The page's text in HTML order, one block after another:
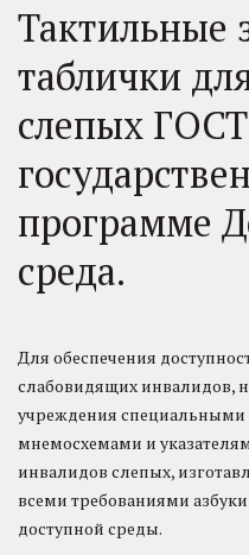
Тактильные
таблички
слепых
программе
среда.
Для обеспечения
слабовидящих инвалидов,
учреждения
мнемосхемами и
инвалидов слепых,
всеми требованиями
доступной среды.